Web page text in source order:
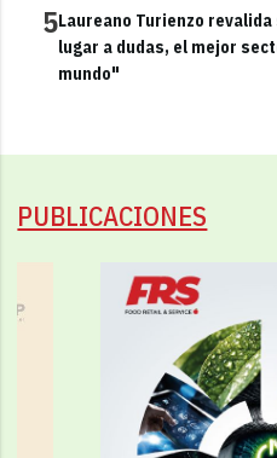
5Laureano Turienzo
lugar a dudas, el mejor
mundo"
PUBLICACIONES